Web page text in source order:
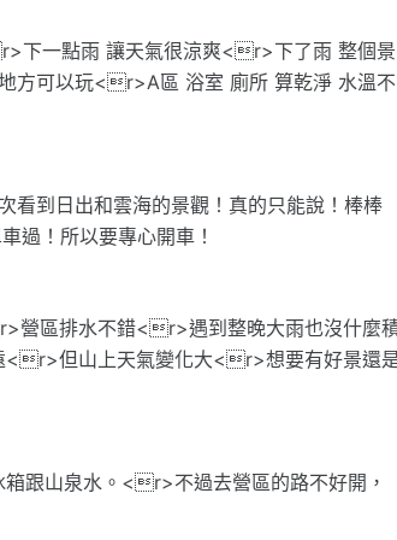
下一點雨 讓天氣很涼爽<r>下了雨 整個景
方可以玩<r>A區 浴室 廁所 算乾淨 水溫不
到日出和雲海的景觀！真的只能說！棒棒
過！所以要專心開車！
區排水不錯<r>遇到整晚大雨也沒什麼
但山上天氣變化大<r>想要有好景還
跟山泉水。<r>不過去營區的路不好開，